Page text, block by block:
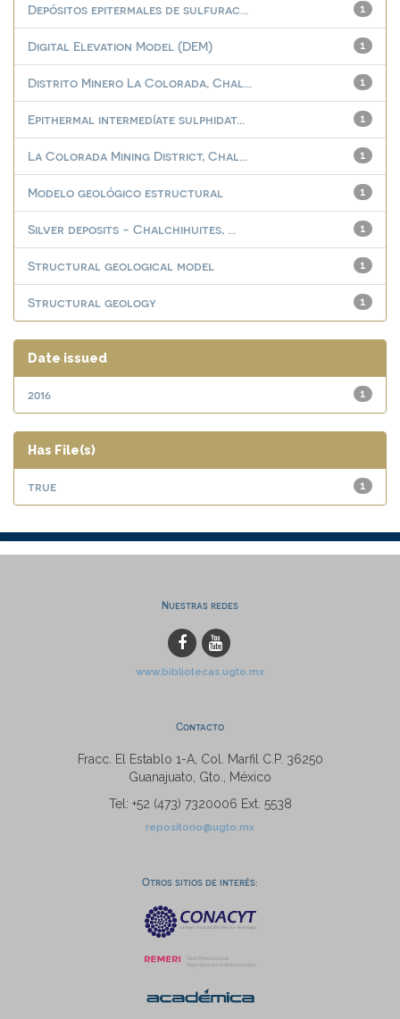
1
Depósitos epitermales de sulfurac...
1
Digital Elevation Model (DEM)
1
Distrito Minero La Colorada, Chal...
1
Epithermal intermedíate sulphidat...
1
La Colorada Mining District, Chal...
1
Modelo geológico estructural
1
Silver deposits - Chalchihuites, ...
1
Structural geological model
1
Structural geology
Date issued
1
2016
Has File(s)
1
true
Nuestras redes
www.bibliotecas.ugto.mx
Contacto
Fracc. El Establo 1-A, Col. Marfil C.P. 36250
Guanajuato, Gto., México
Tel: +52 (473) 7320006 Ext. 5538
repositorio@ugto.mx
Otros sitios de interés: